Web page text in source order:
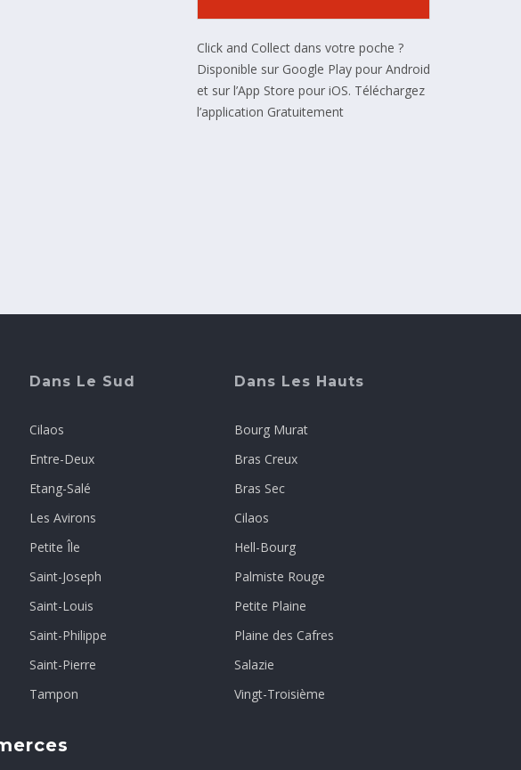
Click and Collect dans votre poche ?
Disponible sur Google Play pour Android
et sur l’App Store pour iOS. Téléchargez
l’application Gratuitement
Dans Le Sud
Cilaos
Entre-Deux
Etang-Salé
Les Avirons
Petite Île
Saint-Joseph
Saint-Louis
Saint-Philippe
Saint-Pierre
Tampon
Dans Les Hauts
Bourg Murat
Bras Creux
Bras Sec
Cilaos
Hell-Bourg
Palmiste Rouge
Petite Plaine
Plaine des Cafres
Salazie
Vingt-Troisième